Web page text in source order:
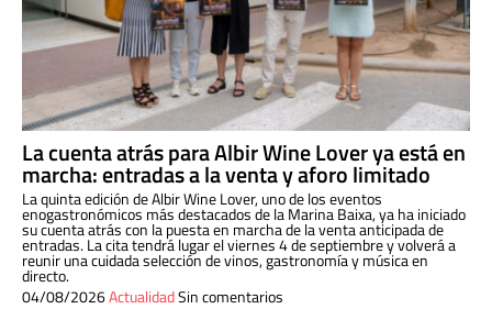
La cuenta atrás para Albir Wine Lover ya está en
marcha: entradas a la venta y aforo limitado
La quinta edición de Albir Wine Lover, uno de los eventos
enogastronómicos más destacados de la Marina Baixa, ya ha iniciado
su cuenta atrás con la puesta en marcha de la venta anticipada de
entradas. La cita tendrá lugar el viernes 4 de septiembre y volverá a
reunir una cuidada selección de vinos, gastronomía y música en
directo.
04/08/2026ActualidadSin comentarios